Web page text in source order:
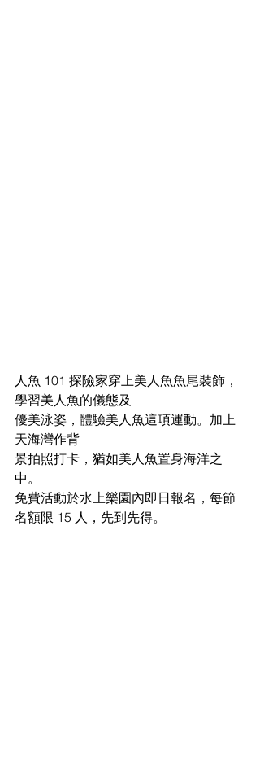
人魚 101 探險家穿上美人魚魚尾裝飾，
學習美人魚的儀態及
優美泳姿，體驗美人魚這項運動。加上
天海灣作背
景拍照打卡，猶如美人魚置身海洋之
中。
免費活動於水上樂園內即日報名，每節
名額限 15 人，先到先得。